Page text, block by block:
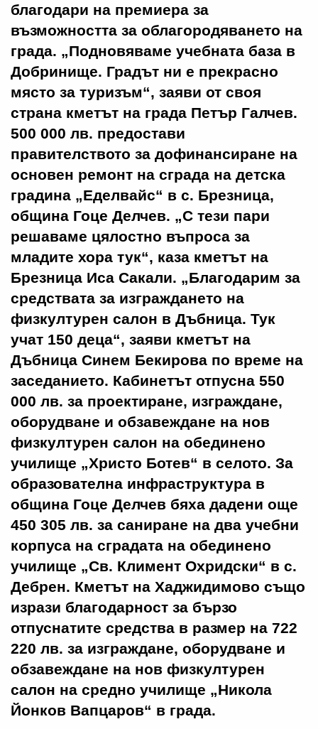
благодари на премиера за
възможността за облагородяването на
града. „Подновяваме учебната база в
Добринище. Градът ни е прекрасно
място за туризъм“, заяви от своя
страна кметът на града Петър Галчев.
500 000 лв. предостави
правителството за дофинансиране на
основен ремонт на сграда на детска
градина „Еделвайс“ в с. Брезница,
община Гоце Делчев. „С тези пари
решаваме цялостно въпроса за
младите хора тук“, каза кметът на
Брезница Иса Сакали. „Благодарим за
средствата за изграждането на
физкултурен салон в Дъбница. Тук
учат 150 деца“, заяви кметът на
Дъбница Синем Бекирова по време на
заседанието. Кабинетът отпусна 550
000 лв. за проектиране, изграждане,
оборудване и обзавеждане на нов
физкултурен салон на обединено
училище „Христо Ботев“ в селото. За
образователна инфраструктура в
община Гоце Делчев бяха дадени още
450 305 лв. за саниране на два учебни
корпуса на сградата на обединено
училище „Св. Климент Охридски“ в с.
Дебрен. Кметът на Хаджидимово също
изрази благодарност за бързо
отпуснатите средства в размер на 722
220 лв. за изграждане, оборудване и
обзавеждане на нов физкултурен
салон на средно училище „Никола
Йонков Вапцаров“ в града.